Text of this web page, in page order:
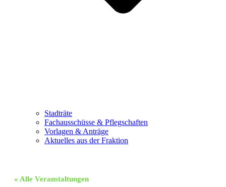
Stadträte
Fachausschüsse & Pflegschaften
Vorlagen & Anträge
Aktuelles aus der Fraktion
« Alle Veranstaltungen